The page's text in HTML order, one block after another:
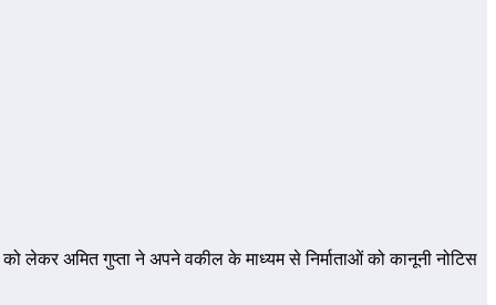
को लेकर अमित गुप्ता ने अपने वकील के माध्यम से निर्माताओं को कानूनी नोटिस